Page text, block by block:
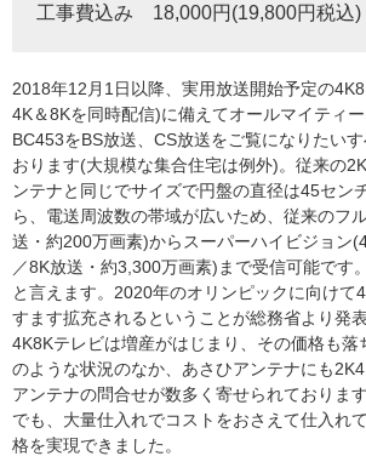
工事費込み 18,000円(19,800円税込)
2018年12月1日以降、実用放送開始予定の
4K＆8Kを同時配信)に備えてオールマイティ
BC453をBS放送、CS放送をご覧になりたい
おります(大規模な集合住宅は例外)。従来の
ンテナと同じでサイズで円盤の直径は45セン
ら、電送周波数の帯域が広いため、従来のフ
送・約200万画素)からスーパーハイビジョン
／8K放送・約3,300万画素)まで受信可能です
と言えます。2020年のオリンピックに向けて
すます拡充されるということが総務省より発
4K8Kテレビは増産がはじまり、その価格も落
のような状況のなか、あさひアンテナにも
アンテナの問合せが数多く寄せられておりま
でも、大量仕入れでコストをおさえて仕入れ
格を実現できました。